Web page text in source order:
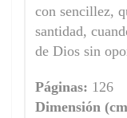
con sencillez,
santidad,
de Dios sin
Páginas: 126
Dimensión